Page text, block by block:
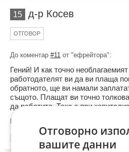
15 д-р Косев
ОТГОВОР
До коментар #11 от "ефрейтора":
Гений! И как точно
работодателят ви да ви плаща
обратното, ще ви намали
същото. Плащат ви точно
да работите. Така е при
Коментиран от
Отговорно
вашите данни